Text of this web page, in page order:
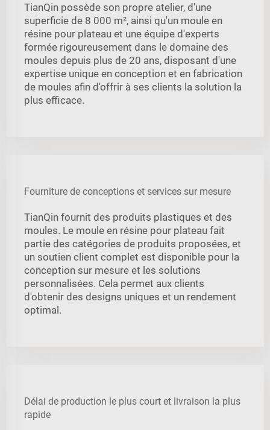
TianQin possède son propre atelier, d'une
superficie de 8 000 m², ainsi qu'un moule en
résine pour plateau et une équipe d'experts
formée rigoureusement dans le domaine des
moules depuis plus de 20 ans, disposant d'une
expertise unique en conception et en fabrication
de moules afin d'offrir à ses clients la solution la
plus efficace.
Fourniture de conceptions et services sur mesure
TianQin fournit des produits plastiques et des
moules. Le moule en résine pour plateau fait
partie des catégories de produits proposées, et
un soutien client complet est disponible pour la
conception sur mesure et les solutions
personnalisées. Cela permet aux clients
d'obtenir des designs uniques et un rendement
optimal.
Délai de production le plus court et livraison la plus
rapide